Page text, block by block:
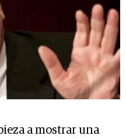
a mostrar una